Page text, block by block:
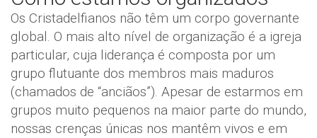
Os Cristadelfianos não têm um corpo governante
global. O mais alto nível de organização é a igreja
particular, cuja liderança é composta por um
grupo flutuante dos membros mais maduros
(chamados de “anciãos”). Apesar de estarmos em
grupos muito pequenos na maior parte do mundo,
nossas crenças únicas nos mantêm vivos e em